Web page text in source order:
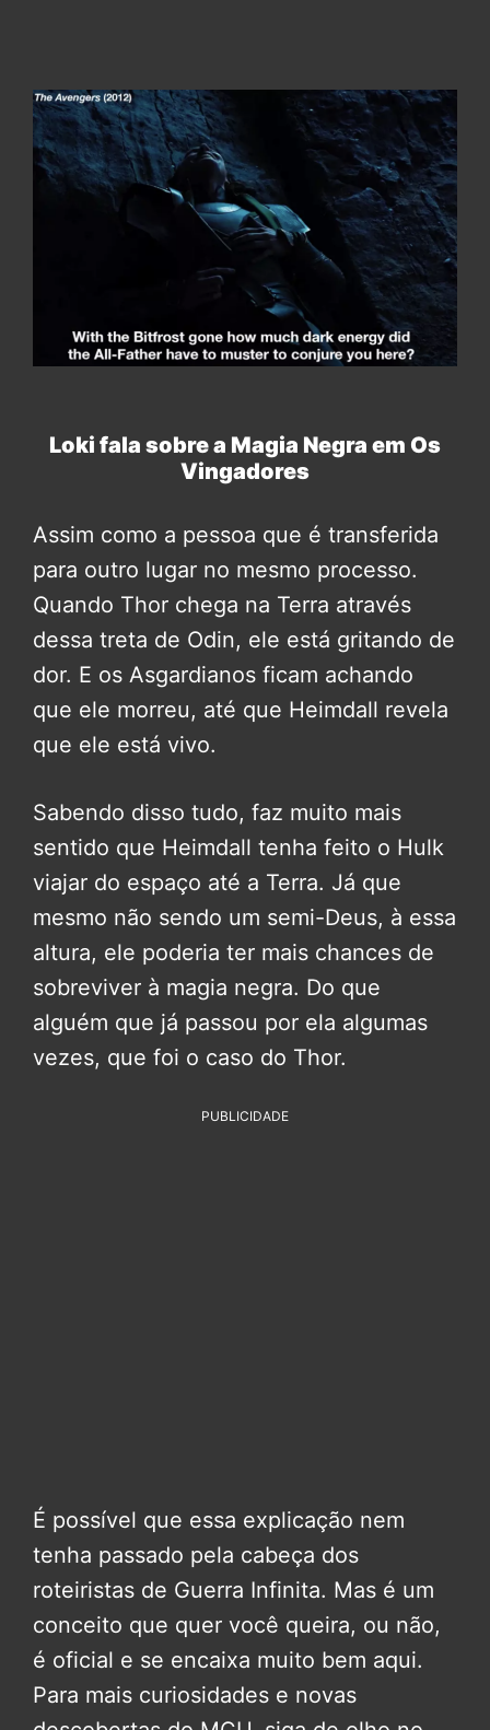
Loki fala sobre a Magia Negra em Os
Vingadores
Assim como a pessoa que é transferida
para outro lugar no mesmo processo.
Quando Thor chega na Terra através
dessa treta de Odin, ele está gritando de
dor. E os Asgardianos ficam achando
que ele morreu, até que Heimdall revela
que ele está vivo.
Sabendo disso tudo, faz muito mais
sentido que Heimdall tenha feito o Hulk
viajar do espaço até a Terra. Já que
mesmo não sendo um semi-Deus, à essa
altura, ele poderia ter mais chances de
sobreviver à magia negra. Do que
alguém que já passou por ela algumas
vezes, que foi o caso do Thor.
PUBLICIDADE
É possível que essa explicação nem
tenha passado pela cabeça dos
roteiristas de Guerra Infinita. Mas é um
conceito que quer você queira, ou não,
é oficial e se encaixa muito bem aqui.
Para mais curiosidades e novas